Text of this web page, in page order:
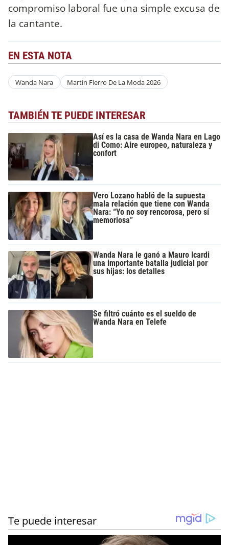
compromiso laboral fue una simple excusa de
la cantante.
EN ESTA NOTA
Wanda Nara Martín Fierro De La Moda 2026
TAMBIÉN TE PUEDE INTERESAR
Así es la casa de Wanda Nara en Lago
di Como: Aire europeo, naturaleza y
confort
Vero Lozano habló de la supuesta
mala relación que tiene con Wanda
Nara: “Yo no soy rencorosa, pero sí
memoriosa”
Wanda Nara le ganó a Mauro Icardi
una importante batalla judicial por
sus hijas: los detalles
Se filtró cuánto es el sueldo de
Wanda Nara en Telefe